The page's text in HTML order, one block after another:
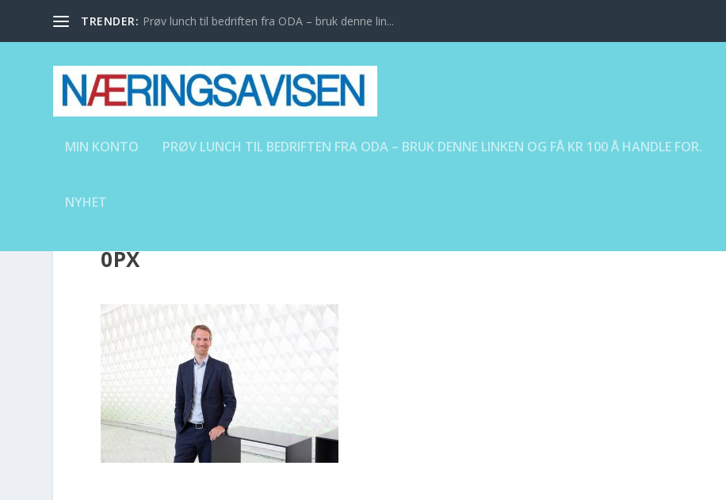
TRENDER: Prøv lunch til bedriften fra ODA – bruk denne lin...
MIN KONTO PRØV LUNCH TIL BEDRIFTEN FRA ODA – BRUK DENNE LINKEN OG FÅ KR 100 Å HANDLE FOR.
NYHET
0PX